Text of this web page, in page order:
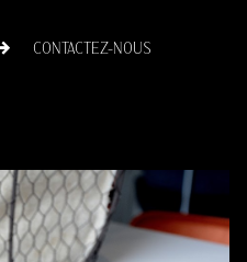
CONTACTEZ-NOUS